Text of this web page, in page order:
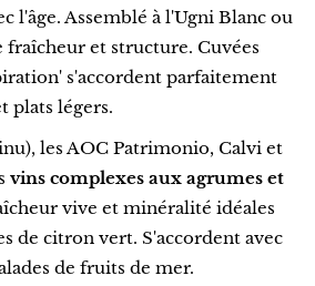
l'âge. Assemblé à l'Ugni Blanc ou
et structure. Cuvées
s'accordent parfaitement
plats légers.
les AOC Patrimonio, Calvi et
vins complexes aux agrumes et
vive et minéralité idéales
de citron vert. S'accordent avec
de fruits de mer.